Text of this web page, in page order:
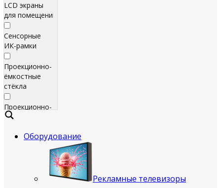
LCD экраны
для помещений
Сенсорные
ИК‑рамки
Проекционно-
ёмкостные
стёкла
Проекционно-
ёмкостные
Оборудование
Рекламные телевизоры